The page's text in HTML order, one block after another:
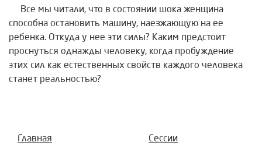
Все мы читали, что в состоянии шока женщина
способна остановить машину, наезжающую на ее
ребенка. Откуда у нее эти силы? Каким предстоит
проснуться однажды человеку, когда пробуждение
этих сил как естественных свойств каждого человека
станет реальностью?
Главная
Сессии